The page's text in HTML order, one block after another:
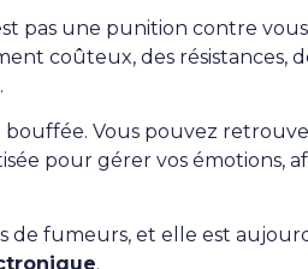
pas une punition contre
coûteux, des résistances,
Vous pouvez
pour gérer vos émotions,
de fumeurs, et elle est
.